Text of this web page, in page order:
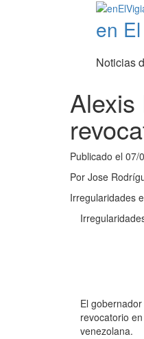
en
Noticias
Alexis
Publicado el 07/
Por Jose
Irregularidades
El
revocatorio
venezolana.